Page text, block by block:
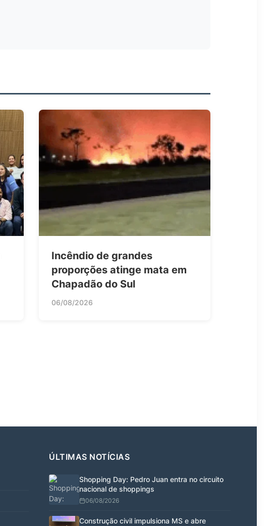
Incêndio de grandes
proporções atinge mata em
Chapadão do Sul
06/08/2026
ÚLTIMAS NOTÍCIAS
Shopping Day: Pedro Juan entra no circuito
nacional de shoppings
06/08/2026
Construção civil impulsiona MS e abre